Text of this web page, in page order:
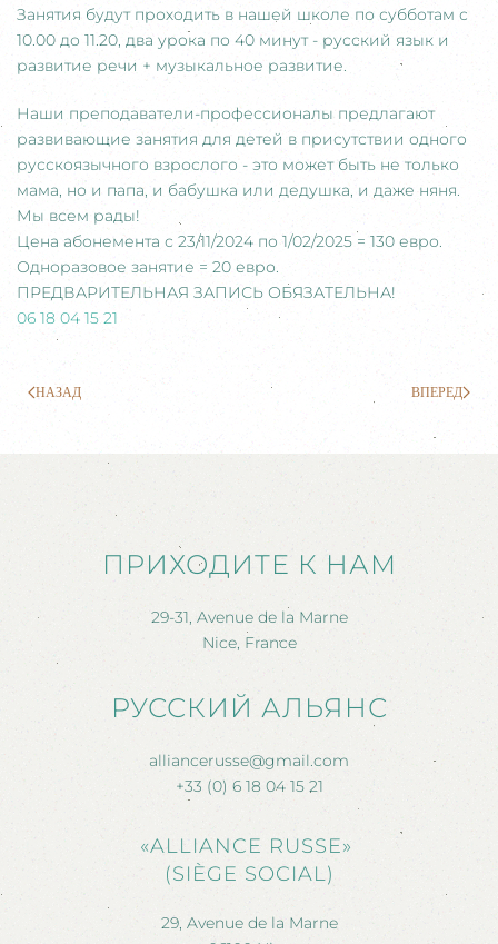
Занятия будут проходить в нашей школе по субботам с
10.00 до 11.20, два урока по 40 минут - русский язык и
развитие речи + музыкальное развитие.
Наши преподаватели-профессионалы предлагают
развивающие занятия для детей в присутствии одного
русскоязычного взрослого - это может быть не только
мама, но и папа, и бабушка или дедушка, и даже няня.
Мы всем рады!
Цена абонемента с 23/11/2024 по 1/02/2025 = 130 евро.
Одноразовое занятие = 20 евро.
ПРЕДВАРИТЕЛЬНАЯ ЗАПИСЬ ОБЯЗАТЕЛЬНА!
06 18 04 15 21
НАЗАД ВПЕРЕД
ПРИХОДИТЕ К НАМ
29-31, Avenue de la Marne
Nice, France
РУССКИЙ АЛЬЯНС
alliancerusse@gmail.com
+33 (0) 6 18 04 15 21
«ALLIANCE RUSSE»
(SIÈGE SOCIAL)
29, Avenue de la Marne